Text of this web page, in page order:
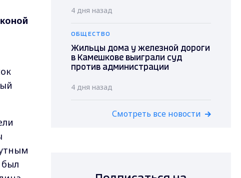
4 дня назад
ОБЩЕСТВО
Жильцы дома у железной дороги
в Камешкове выиграли суд
против администрации
4 дня назад
Смотреть все новости